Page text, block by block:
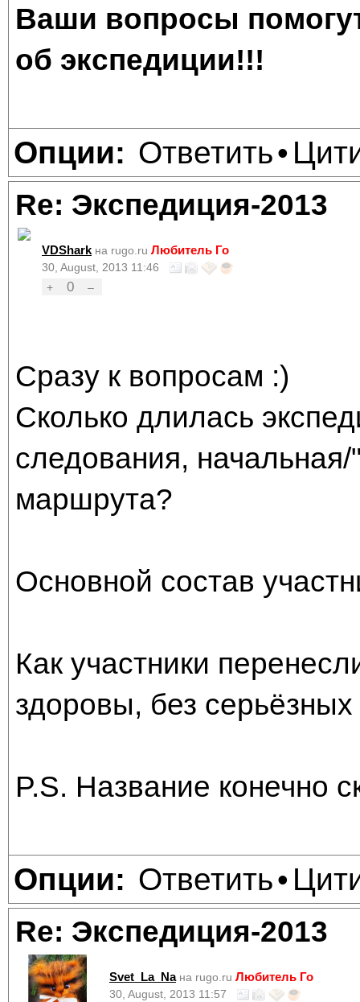
Ваши вопросы
об экспедиции!!!
Опции: Ответить•
Re: Экспедиция-2013
VDShark на rugo.ru Любитель Го
30, August, 2013 11:46
+
0 –
Сразу к вопросам :)
Сколько длилась
следования, начальная/
маршрута?
Основной состав
Как участники
здоровы, без
P.S. Название конечно
Опции: Ответить•
Re: Экспедиция-2013
Svet_La_Na на rugo.ru Любитель Го
30, August, 2013 11:57